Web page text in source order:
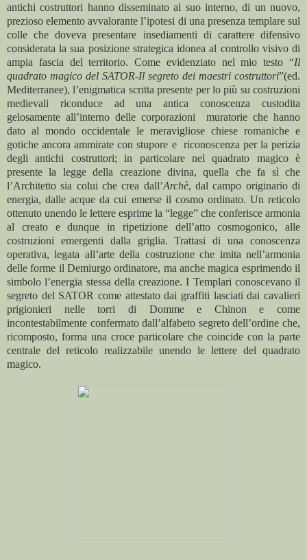
antichi costruttori hanno disseminato al suo interno, di un nuovo,
prezioso elemento avvalorante l’ipotesi di una presenza templare sul
colle che doveva presentare insediamenti di carattere difensivo
considerata la sua posizione strategica idonea al controllo visivo di
ampia fascia del territorio. Come evidenziato nel mio testo “Il
quadrato magico del SATOR-Il segreto dei maestri costruttori”(ed.
Mediterranee), l’enigmatica scritta presente per lo più su costruzioni
medievali riconduce ad una antica conoscenza custodita
gelosamente all’interno delle corporazioni muratorie che hanno
dato al mondo occidentale le meravigliose chiese romaniche e
gotiche ancora ammirate con stupore e riconoscenza per la perizia
degli antichi costruttori; in particolare nel quadrato magico è
presente la legge della creazione divina, quella che fa sì che
l’Architetto sia colui che crea dall’Archè, dal campo originario di
energia, dalle acque da cui emerse il cosmo ordinato. Un reticolo
ottenuto unendo le lettere esprime la “legge” che conferisce armonia
al creato e dunque in ripetizione dell’atto cosmogonico, alle
costruzioni emergenti dalla griglia. Trattasi di una conoscenza
operativa, legata all’arte della costruzione che imita nell’armonia
delle forme il Demiurgo ordinatore, ma anche magica esprimendo il
simbolo l’energia stessa della creazione. I Templari conoscevano il
segreto del SATOR come attestato dai graffiti lasciati dai cavalieri
prigionieri nelle torri di Domme e Chinon e come
incontestabilmente confermato dall’alfabeto segreto dell’ordine che,
ricomposto, forma una croce particolare che coincide con la parte
centrale del reticolo realizzabile unendo le lettere del quadrato
magico.